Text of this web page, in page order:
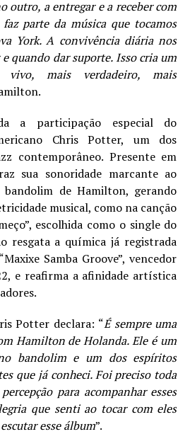
outro, a entregar e a receber com
parte da música que tocamos
York.A convivência diária nos
quando dar suporte. Isso cria um
mais verdadeiro, mais
a participação especial do
Chris Potter, um dos
contemporâneo. Presente em
sua sonoridade marcante ao
de Hamilton, gerando
musical, como na canção
escolhida como o single do
resgata a química já registrada
Samba Groove”, vencedor
e reafirma a afinidade artística
Potter declara: “É sempre uma
Hamilton de Holanda. Ele é um
bandolim e um dos espíritos
que já conheci. Foi preciso toda
para acompanhar esses
que senti ao tocar com eles
esse álbum”.